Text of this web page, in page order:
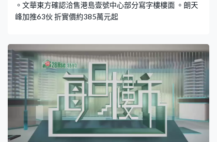
。文華東方確認洽售港島壹號中心部分寫字樓樓面 。朗天
峰加推63伙 折實價約385萬元起